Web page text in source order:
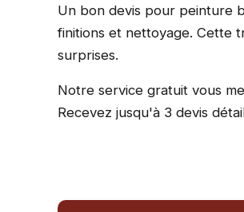
Un bon devis pour peinture
finitions et nettoyage. Cette
surprises.
Notre service gratuit vous
Recevez jusqu'à 3 devis